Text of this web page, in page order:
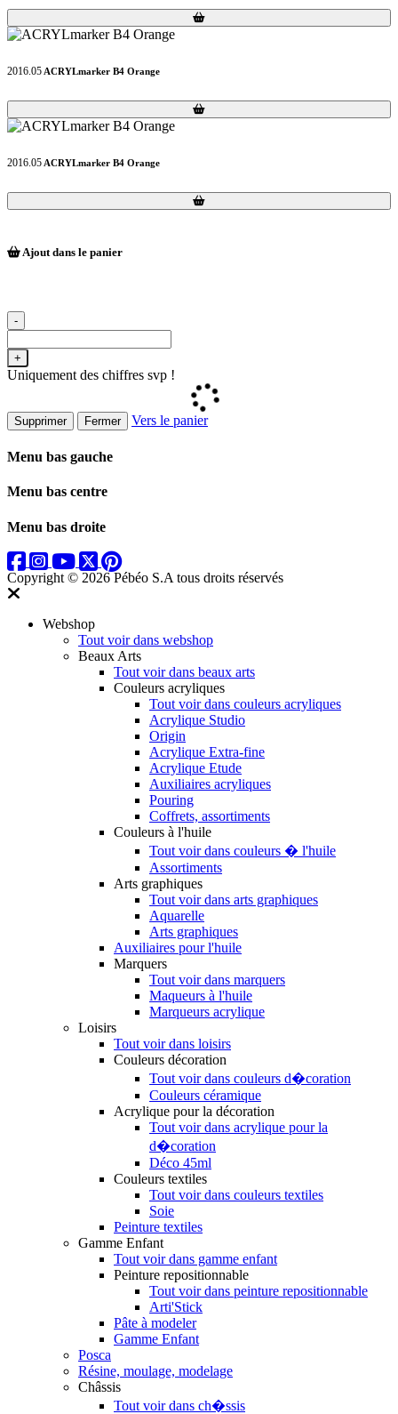
Loading...
Loading...
2016.05 ACRYLmarker B4 Orange
Loading...
Loading...
2016.05 ACRYLmarker B4 Orange
Loading...
Loading...
Ajout dans le panier
-
+
Uniquement des chiffres svp !
Supprimer Fermer Vers le panier
Menu bas gauche
Menu bas centre
Menu bas droite
Copyright © 2026 Pébéo S.A tous droits réservés
Webshop
Tout voir dans webshop
Beaux Arts
Tout voir dans beaux arts
Couleurs acryliques
Tout voir dans couleurs acryliques
Acrylique Studio
Origin
Acrylique Extra-fine
Acrylique Etude
Auxiliaires acryliques
Pouring
Coffrets, assortiments
Couleurs à l'huile
Tout voir dans couleurs � l'huile
Assortiments
Arts graphiques
Tout voir dans arts graphiques
Aquarelle
Arts graphiques
Auxiliaires pour l'huile
Marquers
Tout voir dans marquers
Maqueurs à l'huile
Marqueurs acrylique
Loisirs
Tout voir dans loisirs
Couleurs décoration
Tout voir dans couleurs d�coration
Couleurs céramique
Acrylique pour la décoration
Tout voir dans acrylique pour la
d�coration
Déco 45ml
Couleurs textiles
Tout voir dans couleurs textiles
Soie
Peinture textiles
Gamme Enfant
Tout voir dans gamme enfant
Peinture repositionnable
Tout voir dans peinture repositionnable
Arti'Stick
Pâte à modeler
Gamme Enfant
Posca
Résine, moulage, modelage
Châssis
Tout voir dans ch�ssis